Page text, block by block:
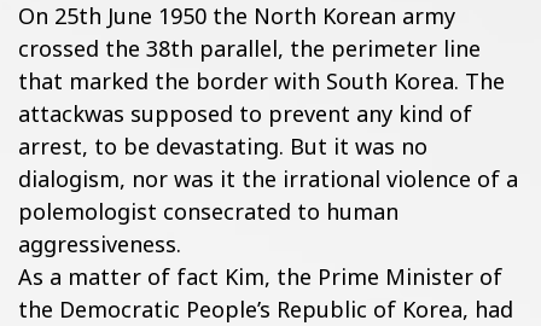
On 25th June 1950 the North Korean army
crossed the 38th parallel, the perimeter line
that marked the border with South Korea. The
attackwas supposed to prevent any kind of
arrest, to be devastating. But it was no
dialogism, nor was it the irrational violence of a
polemologist consecrated to human
aggressiveness.
As a matter of fact Kim, the Prime Minister of
the Democratic People’s Republic of Korea, had